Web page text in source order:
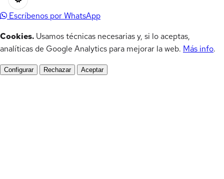
Escríbenos por WhatsApp
Cookies. Usamos técnicas necesarias y, si lo aceptas,
analíticas de Google Analytics para mejorar la web. Más info.
Configurar Rechazar Aceptar